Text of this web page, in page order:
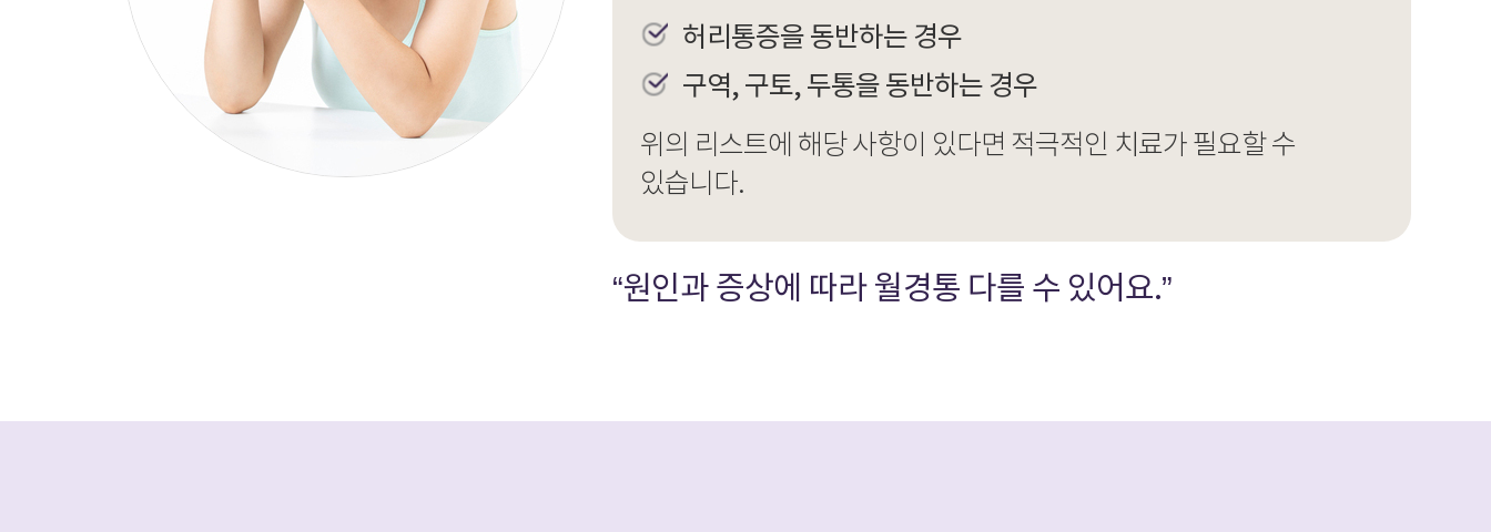
허리통증을 동반하는 경우
구역, 구토, 두통을 동반하는 경우
위의 리스트에 해당 사항이 있다면 적극적인 치료가 필요할 수
있습니다.
“원인과 증상에 따라 월경통 다를 수 있어요.”